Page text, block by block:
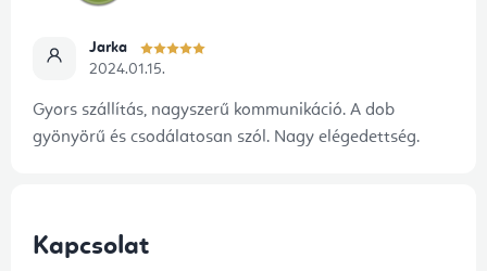
Jarka
2024.01.15.
Gyors szállítás, nagyszerű kommunikáció. A dob
gyönyörű és csodálatosan szól. Nagy elégedettség.
Kapcsolat